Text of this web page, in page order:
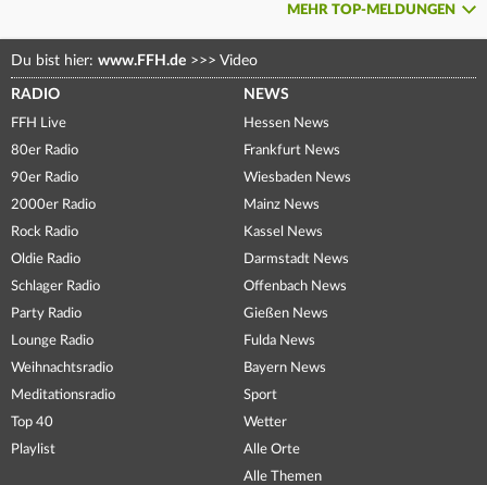
MEHR TOP-MELDUNGEN
Du bist hier: www.FFH.de >>> Video
RADIO
FFH Live
80er Radio
90er Radio
2000er Radio
Rock Radio
Oldie Radio
Schlager Radio
Party Radio
Lounge Radio
Weihnachtsradio
Meditationsradio
Top 40
Playlist
NEWS
Hessen News
Frankfurt News
Wiesbaden News
Mainz News
Kassel News
Darmstadt News
Offenbach News
Gießen News
Fulda News
Bayern News
Sport
Wetter
Alle Orte
Alle Themen